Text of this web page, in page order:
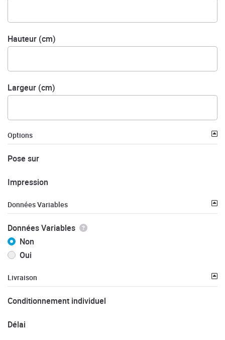
Hauteur (cm)
Largeur (cm)
Options
Pose sur
Impression
Données Variables
Données Variables
Non
Oui
Livraison
Conditionnement individuel
Délai